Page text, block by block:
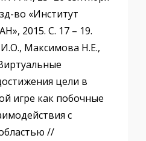
во «Институт
2015. С. 17 – 19.
Максимова Н.Е.,
цели в
игре как побочные
с
//